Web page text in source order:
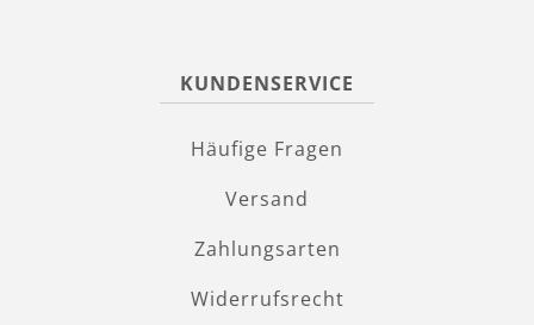
KUNDENSERVICE
Häufige Fragen
Versand
Zahlungsarten
Widerrufsrecht